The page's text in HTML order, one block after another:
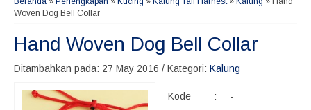
Woven Dog Bell Collar
Hand Woven Dog Bell Collar
Ditambahkan pada: 27 May 2016 / Kategori: Kalung
Kode : -